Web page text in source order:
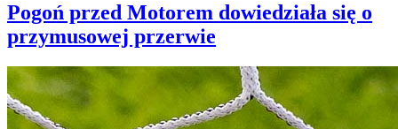
Pogoń przed Motorem dowiedziała się o
przymusowej przerwie